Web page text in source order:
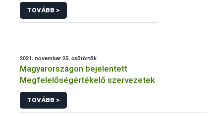
TOVÁBB >
2021. november 25, csütörtök
Magyarországon bejelentett
Megfelelőségértékelő szervezetek
TOVÁBB >